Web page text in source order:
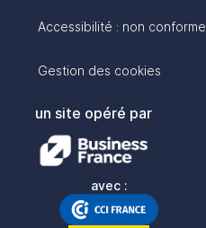
Accessibilité : non conforme
Gestion des cookies
un site opéré par
avec :